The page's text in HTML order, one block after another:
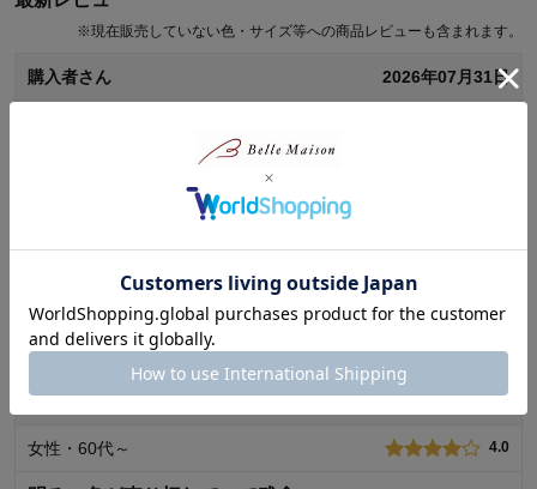
※現在販売していない色・サイズ等への商品レビューも含まれます。
購入者さん 2026年07月31日
サイズ23か23.5か迷い2Eなので23.5にしてみました。履き心地
よく靴ズレなし！スニーカーみたいなソールのデザインも好き
です。マイナスは外反母趾がひどい方は、その部分がキレイに
収まらず見た目が少し残念。ワンタッチベルトは調整しやすい
から良いと思ったけどバリバリ音がちょっと。
1人が参考になりました
続きを読む
ひなまなさん 2026年06月29日
女性・60代～ 4.0